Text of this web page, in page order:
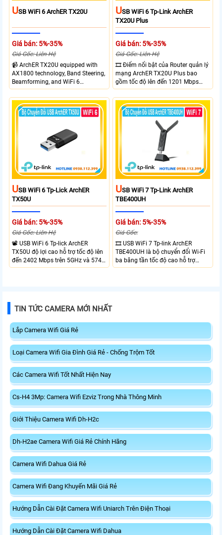
USB WiFi 6 ArchER TX20U
Giá bán: 5%-35%
Giá Gốc: Liên Hệ
📹 ArchER TX20U equipped with
AX1800 technology, Band Steering,
Beamforming, and WiFi 6
transmission. Band Steering
technology optimizes connections,
Beamforming enhances signal
focus for better coverage. Upgrade
leading-edge features.
USB WiFi 6 Tp-Link ArchER
TX20U Plus
Giá bán: 5%-35%
Giá Gốc: Liên Hệ
🎞 Điểm nổi bật của Router quản lý
mạng ArchER TX20U Plus bao
gồm tốc độ lên đến 1201 Mbps
trên băng tần 5 GHz và 574 Mbps
trên băng tần 2.4 GHz. công nghệ
Band Steering, Beamforming và
Wifi 6 cung cấp hiệu suất cao và
ổn định cho mạng Wi-Fi của bạn.
USB WiFi 6 Tp-Lick ArchER
TX50U
Giá bán: 5%-35%
Giá Gốc: Liên Hệ
📽 USB WiFi 6 Tp-lick ArchER
TX50U độ lợi cao hỗ trợ tốc độ lên
đến 2402 Mbps trên 5GHz và 574
Mbps trên 2.4GHz mang đến kết
liệu nhanh, kết hợp WPA3 tăng
USB WiFi 7 Tp-Link ArchER
TBE400UH
Giá bán: 5%-35%
Giá Gốc:
🎞 USB WiFi 7 Tp-link ArchER
TBE400UH là bộ chuyển đổi Wi-Fi
ba băng tần tốc độ cao hỗ trợ
2882 Mbps trên 6GHz, 2882 Mbps
TIN TỨC CAMERA MỚI NHẤT
Lắp Camera Wifi Giá Rẻ
Loại Camera Wifi Gia Đình Giá Rẻ - Chống Trộm Tốt
Các Camera Wifi Tốt Nhất Hiện Nay
Cs-H4 3Mp: Camera Wifi Ezviz Trong Nhà Thông Minh
Giới Thiệu Camera Wifi Dh-H2c
Dh-H2ae Camera Wifi Giá Rẻ Chính Hãng
Camera Wifi Dahua Giá Rẻ
Camera Wifi Đang Khuyến Mãi Giá Rẻ
Hướng Dẫn Cài Đặt Camera Wifi Uniarch Trên Điện Thoại
Hướng Dẫn Cài Đặt Camera Wifi Dahua